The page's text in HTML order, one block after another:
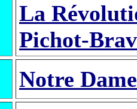
La
Pichot-
Notre